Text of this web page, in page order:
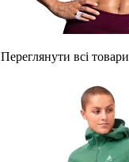
Переглянути всі товари